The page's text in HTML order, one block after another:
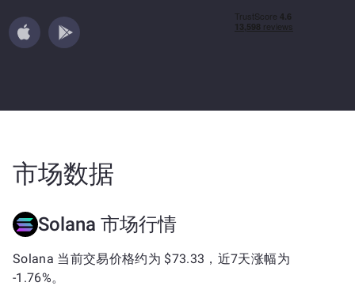
市场数据
Solana 市场行情
Solana 当前交易价格约为 $73.33，近7天涨幅为
-1.76%。